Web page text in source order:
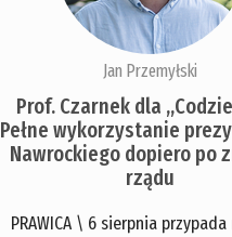
Jan Przemyłski
Prof. Czarnek dla
Pełne wykorzystanie
Nawrockiego dopiero po
rządu
PRAWICA \ 6 sierpnia